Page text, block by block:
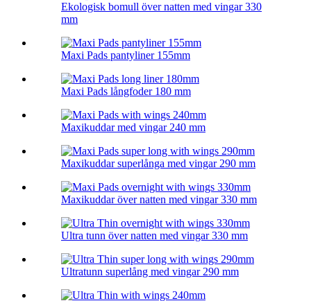
Ekologisk bomull över natten med vingar 330
mm
Maxi Pads pantyliner 155mm
Maxi Pads långfoder 180 mm
Maxikuddar med vingar 240 mm
Maxikuddar superlånga med vingar 290 mm
Maxikuddar över natten med vingar 330 mm
Ultra tunn över natten med vingar 330 mm
Ultratunn superlång med vingar 290 mm